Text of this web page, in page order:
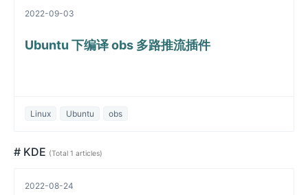
2022-09-03
Ubuntu 下编译 obs 多路推流插件
Linux Ubuntu obs
# KDE (Total 1 articles)
2022-08-24